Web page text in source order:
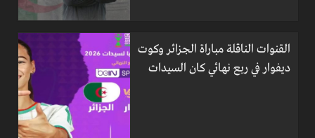
القنوات الناقلة مباراة الجزائر وكوت
ديفوار في ربع نهائي كان السيدات